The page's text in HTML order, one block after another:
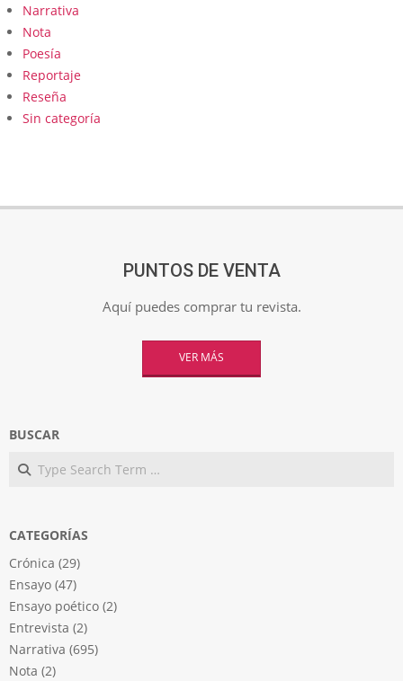
Narrativa
Nota
Poesía
Reportaje
Reseña
Sin categoría
PUNTOS DE VENTA
Aquí puedes comprar tu revista.
VER MÁS
BUSCAR
Search
CATEGORÍAS
Crónica (29)
Ensayo (47)
Ensayo poético (2)
Entrevista (2)
Narrativa (695)
Nota (2)